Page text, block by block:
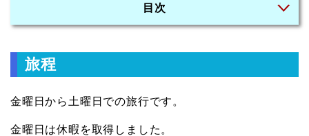
目次
旅程
金曜日から土曜日での旅行です。
金曜日は休暇を取得しました。